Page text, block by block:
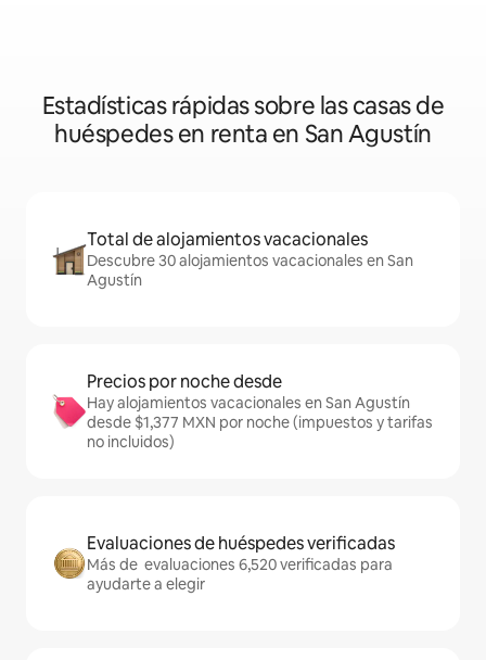
Estadísticas rápidas sobre las casas de
huéspedes en renta en San Agustín
Total de alojamientos vacacionales
Descubre 30 alojamientos vacacionales en San
Agustín
Precios por noche desde
Hay alojamientos vacacionales en San Agustín
desde $1,377 MXN por noche (impuestos y tarifas
no incluidos)
Evaluaciones de huéspedes verificadas
Más de evaluaciones 6,520 verificadas para
ayudarte a elegir